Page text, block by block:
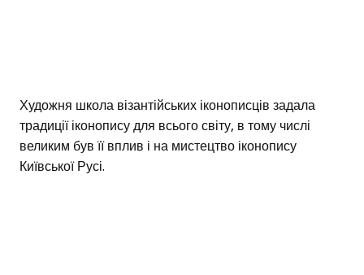
Художня школа візантійських іконописців задала
традиції іконопису для всього світу, в тому числі
великим був її вплив і на мистецтво іконопису
Київської Русі.